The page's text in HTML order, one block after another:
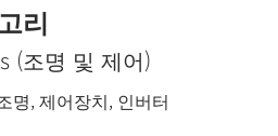
리
(조명 및 제어)
명, 제어장치, 인버터